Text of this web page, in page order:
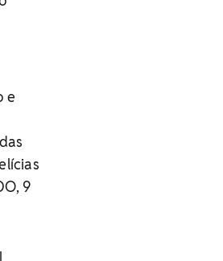
e
9